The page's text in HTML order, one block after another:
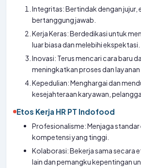
Integritas: Bertindak dengan jujur,
bertanggung jawab.
Kerja Keras: Berdedikasi untuk
luar biasa dan melebihi ekspektasi.
Inovasi: Terus mencari cara baru
meningkatkan proses dan layanan
Kepedulian: Menghargai dan
kesejahteraan karyawan,
Etos Kerja HR PT Indofood
Profesionalisme: Menjaga standar
kompetensi yang tinggi.
Kolaborasi: Bekerja sama secara
lain dan pemangku kepentingan